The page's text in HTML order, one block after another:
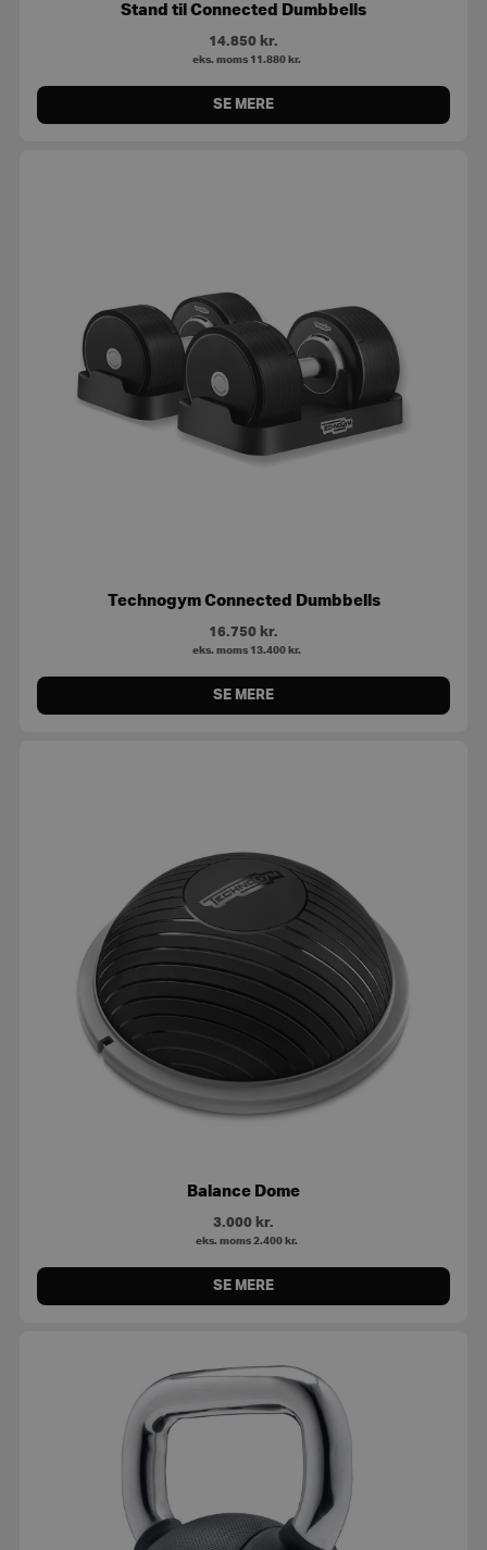
Stand til Connected Dumbbells
14.850 kr.
eks. moms 11.880 kr.
SE MERE
Technogym Connected Dumbbells
16.750 kr.
eks. moms 13.400 kr.
SE MERE
Balance Dome
3.000 kr.
eks. moms 2.400 kr.
SE MERE